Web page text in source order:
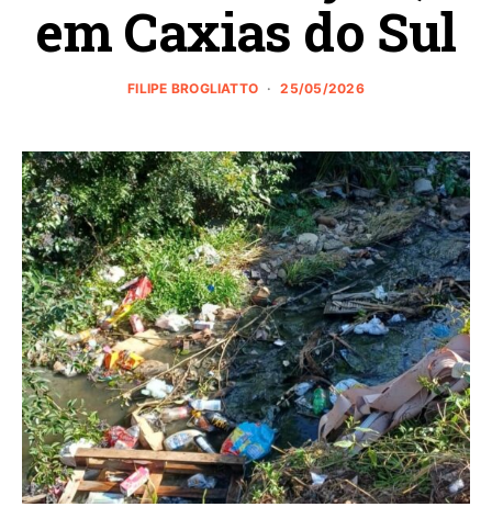
em Caxias do Sul
FILIPE BROGLIATTO 25/05/2026